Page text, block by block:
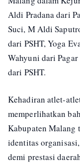
Aldi Pradana dari
Suci, M Aldi
dari PSHT, Yoga
Wahyuni dari
dari PSHT.
Kehadiran atlet-
memperlihatkan
Kabupaten Malang
identitas
demi prestasi